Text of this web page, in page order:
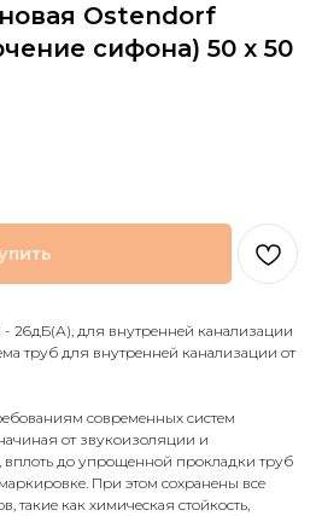
Ostendorf
сифона) 50 х 50
- 26дБ(А), для внутренней канализации
труб для внутренней канализации от
современных систем
от звукоизоляции и
до упрощенной прокладки труб
При этом сохранены все
такие как химическая стойкость,